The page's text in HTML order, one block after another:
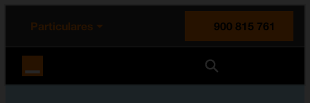
principal
la página
Particulares
900 815 761